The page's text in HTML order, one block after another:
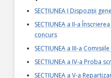
SECȚIUNEA I Dispoziții
SECȚIUNEA a II-a
concurs
SECȚIUNEA a III-a
SECȚIUNEA a IV-a Proba
SECȚIUNEA a V-a